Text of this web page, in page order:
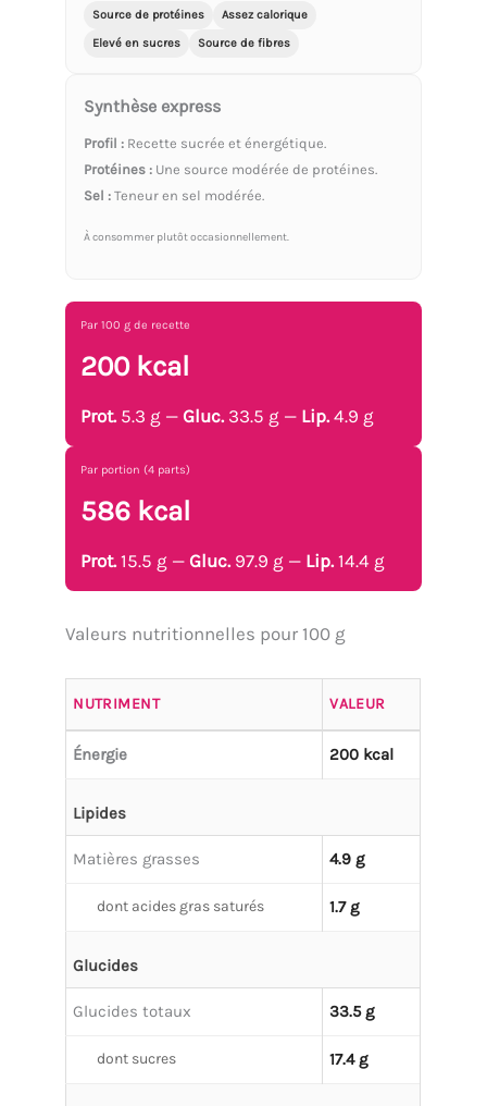
Source de protéines
Assez calorique
Elevé en sucres
Source de fibres
Synthèse express
Profil : Recette sucrée et énergétique.
Protéines : Une source modérée de protéines.
Sel : Teneur en sel modérée.
À consommer plutôt occasionnellement.
Par 100 g de recette
200 kcal
Prot.5.3 g —Gluc.33.5 g — Lip.4.9 g
Par portion (4 parts)
586 kcal
Prot.15.5 g —Gluc.97.9 g — Lip.14.4 g
Valeurs nutritionnelles pour 100 g
NUTRIMENT VALEUR
Énergie 200 kcal
Lipides
Matières grasses 4.9 g
dont acides gras saturés 1.7 g
Glucides
Glucides totaux 33.5 g
dont sucres 17.4 g